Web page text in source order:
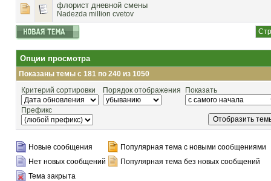
флорист дневной смены
Nadezda million cvetov
Опции просмотра
Показаны темы с 181 по 240 из 1050
Критерий сортировки
Порядок отображения Показать
Префикс
Новые сообщения
Популярная тема с новыми сообщениями
Нет новых сообщений
Популярная тема без новых сообщений
Тема закрыта